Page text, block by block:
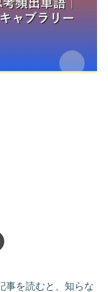
事を読むと、知らな